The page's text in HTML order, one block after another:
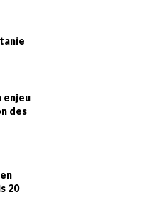
enjeu
des
20